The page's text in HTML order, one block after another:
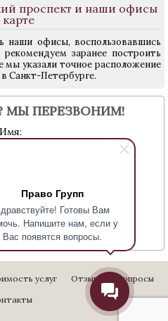
Право Групп
Готовы Вам
Напишите нам, если у
Вас появятся вопросы.
проспект и наши офисы
карте
наши офисы, воспользовавшись
заранее построить
указали точное расположение
Санкт-Петербурге.
МЫ ПЕРЕЗВОНИМ!
Имя:
персональных данных
звонок
услуг Отзывы
Вопросы